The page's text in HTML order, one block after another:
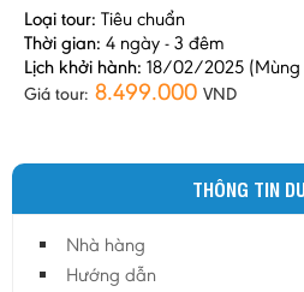
Loại tour: Tiêu chuẩn
Thời gian: 4 ngày - 3 đêm
Lịch khởi hành: 18/02/2025 (Mùng
Giá tour: 8.499.000 VND
THÔNG TIN
Nhà hàng
Hướng dẫn